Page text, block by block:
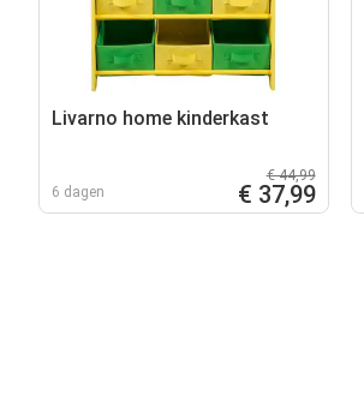
Livarno home kinderkast
6 dagen
€ 44,99
€ 37,99